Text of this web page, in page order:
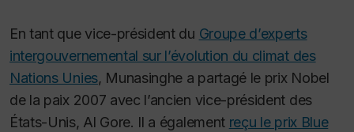
En tant que vice-président du Groupe d’experts
intergouvernemental sur l’évolution du climat des
Nations Unies, Munasinghe a partagé le prix Nobel
de la paix 2007 avec l’ancien vice-président des
États-Unis, Al Gore. Il a également reçu le prix Blue